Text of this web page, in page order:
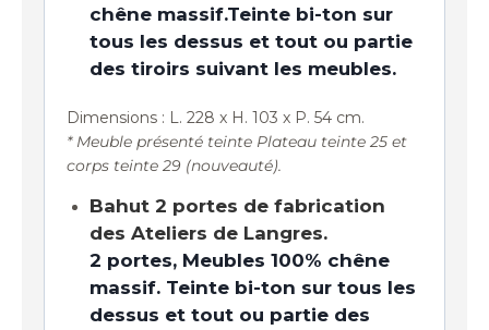
chêne massif.Teinte bi-ton sur
tous les dessus et tout ou partie
des tiroirs suivant les meubles.
Dimensions : L. 228 x H. 103 x P. 54 cm.
* Meuble présenté teinte Plateau teinte 25 et
corps teinte 29 (nouveauté).
Bahut 2 portes de fabrication
des Ateliers de Langres.
2 portes, Meubles 100% chêne
massif. Teinte bi-ton sur tous les
dessus et tout ou partie des